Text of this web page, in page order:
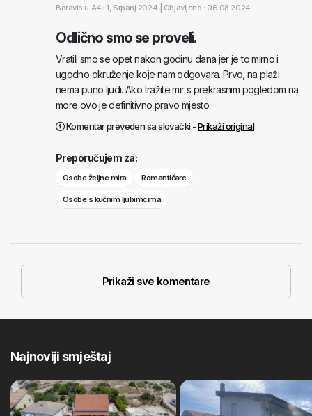
Boravio u A4+1, Srpanj 2024 | Objavljeno : 06.08.2024
Odlično smo se proveli.
Vratili smo se opet nakon godinu dana jer je to mirno i
ugodno okruženje koje nam odgovara. Prvo, na plaži
nema puno ljudi. Ako tražite mir s prekrasnim pogledom na
more ovo je definitivno pravo mjesto.
Komentar preveden sa slovački -Prikaži original
Preporučujem za:
Osobe željne mira Romantičare
Osobe s kućnim ljubimcima
Prikaži sve komentare
Najnoviji smještaj